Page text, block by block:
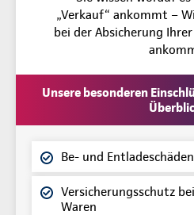
„Verkauf“ ankommt –
bei der Absicherung
Unsere besonderen
Be- und Entladeschäden
Versicherungsschutz
Waren